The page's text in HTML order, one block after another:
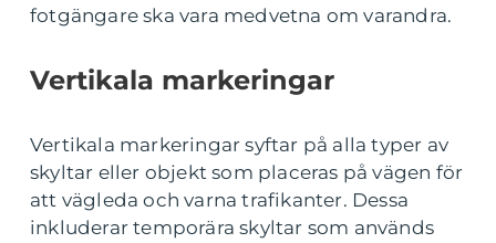
fotgängare ska vara medvetna om varandra.
Vertikala markeringar
Vertikala markeringar syftar på alla typer av
skyltar eller objekt som placeras på vägen för
att vägleda och varna trafikanter. Dessa
inkluderar temporära skyltar som används